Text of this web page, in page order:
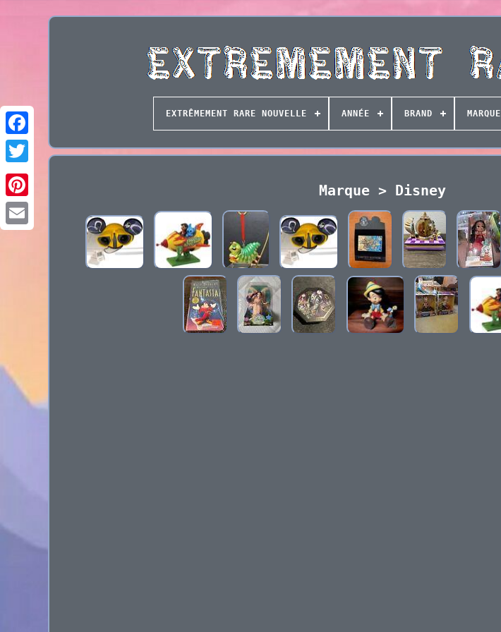
EXTRÊMEMENT RARE NOUVELLE ANNÉE BRAND MARQUE
Marque > Disney